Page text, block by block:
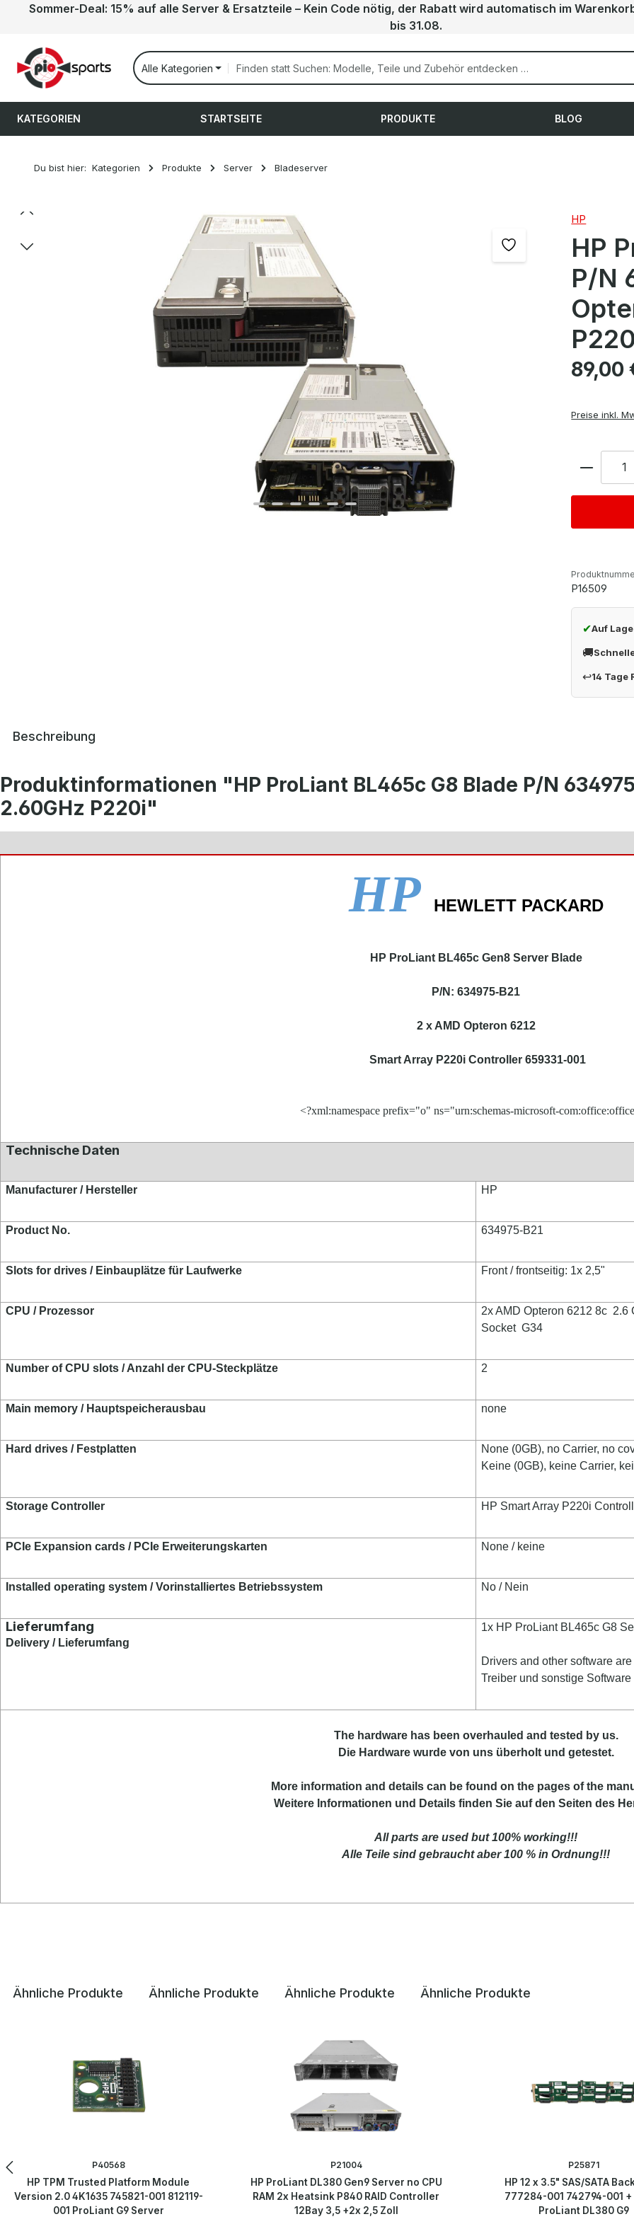
Hauptinhalt springen
Zur Suche springen
Zur Hauptnavigation springen
Sommer-Deal: 15% auf alle Server & Ersatzteile – Kein Code nötig, der Rabatt wird automatisch im
bis 31.08.
Alle Kategorien
KATEGORIEN STARTSEITE PRODUKTE BLOG
Du bist hier: Kategorien Produkte Server Bladeserver
Bildergalerie überspringen HP
HP
P/N
Regulärer
89,00
Preise inkl.
Anzahl
P16509
✔Auf
🚚
↩14 Tage
Beschreibung
Produktinformationen "HP ProLiant BL465c G8 Blade P/N
2.60GHz P220i"
HP HEWLETT PACKARD
HP ProLiant BL465c Gen8 Server Blade
P/N: 634975-B21
2 x AMD Opteron 6212
Smart Array P220i Controller 659331-001
<?xml:namespace prefix="o" ns="urn:schemas-microsoft-
Technische Daten
Manufacturer / Hersteller HP
Product No. 634975-B21
Slots for drives / Einbauplätze für Laufwerke Front / frontseitig: 1x 2,5"
CPU / Prozessor
2x AMD Opteron 6212 8c 2.6
Socket G34
Number of CPU slots / Anzahl der CPU-Steckplätze 2
Main memory / Hauptspeicherausbau none
Hard drives / Festplatten
None (0GB), no Carrier, no
Keine (0GB), keine Carrier,
Storage Controller HP Smart Array P220i
PCIe Expansion cards / PCIe Erweiterungskarten None / keine
Installed operating system / Vorinstalliertes Betriebssystem No / Nein
Lieferumfang
Delivery / Lieferumfang
1x HP ProLiant BL465c G8
Drivers and other software
Treiber und sonstige Software
The hardware has been overhauled and tested by us.
Die Hardware wurde von uns überholt und getestet.
More information and details can be found on the pages of the
Weitere Informationen und Details finden Sie auf den Seiten des
All parts are used but 100% working!!!
Alle Teile sind gebraucht aber 100 % in Ordnung!!!
Ähnliche Produkte Ähnliche Produkte Ähnliche Produkte Ähnliche Produkte
P40568
HP TPM Trusted Platform Module
Version 2.0 4K1635 745821-001 812119-
001 ProLiant G9 Server
P21004
HP ProLiant DL380 Gen9 Server no CPU
RAM 2x Heatsink P840 RAID Controller
12Bay 3,5 +2x 2,5 Zoll
P25871
HP 12 x 3.5" SAS/SATA
777284-001 742794-001
ProLiant DL380 G9